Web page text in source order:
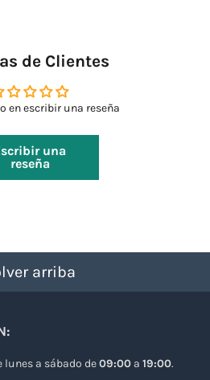
de Clientes
en escribir una reseña
una
reseña
arriba
lunes a sábado de09:00 a 19:00.